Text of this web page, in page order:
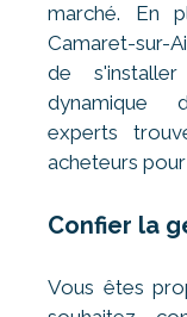
marché. En
Camaret-sur-
de
dynamique
experts
acheteurs
Confier la
Vous êtes